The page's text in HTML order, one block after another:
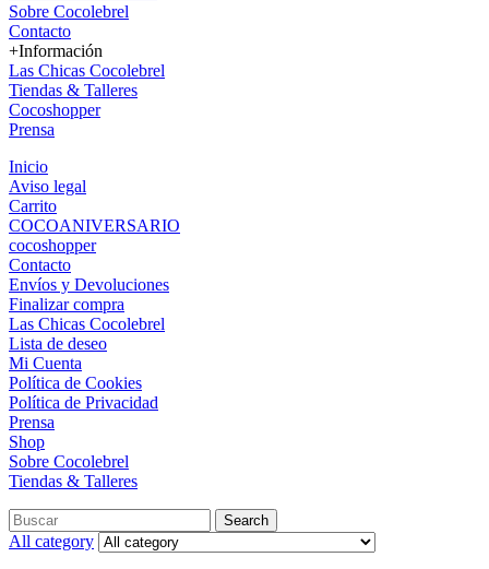
Sobre Cocolebrel
Contacto
+Información
Las Chicas Cocolebrel
Tiendas & Talleres
Cocoshopper
Prensa
Inicio
Aviso legal
Carrito
COCOANIVERSARIO
cocoshopper
Contacto
Envíos y Devoluciones
Finalizar compra
Las Chicas Cocolebrel
Lista de deseo
Mi Cuenta
Política de Cookies
Política de Privacidad
Prensa
Shop
Sobre Cocolebrel
Tiendas & Talleres
Search
for:
Search
All category